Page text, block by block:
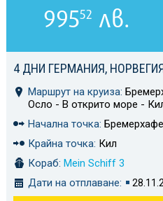
4 ДНИ ГЕРМАНИЯ,
Маршрут на круиза:
Осло - В открито море -
Начална точка:
Крайна точка: Кил
Кораб: Mein Schiff 3
Дати на отплаване:
99552 лв.